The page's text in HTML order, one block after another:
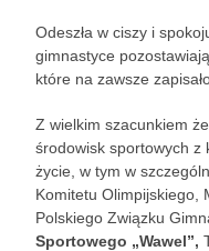
Odeszła w ciszy i
gimnastyce
które na zawsze
Z wielkim szacunkiem
środowisk sportowych z
życie, w tym w
Komitetu Olimpijskiego,
Polskiego Związku
Sportowego „Wawel”,